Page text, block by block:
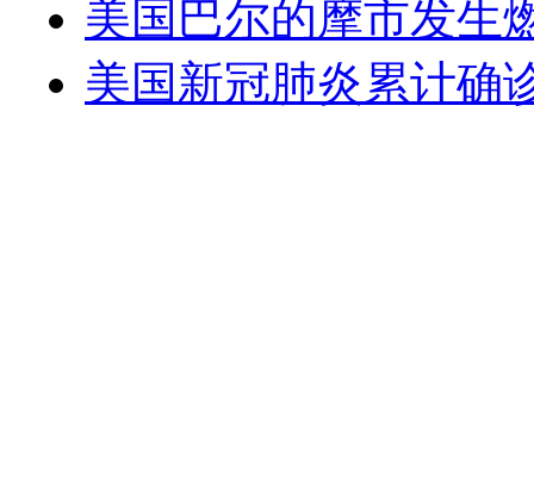
美国巴尔的摩市发生
美国新冠肺炎累计确